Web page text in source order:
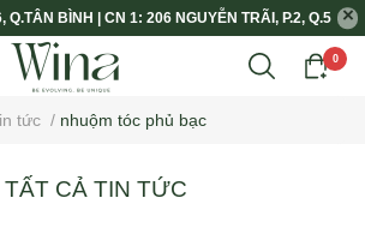
Q.TÂN BÌNH | CN 1: 206 NGUYỄN TRÃI, P.2, Q.5
0
tức / nhuộm tóc phủ bạc
TẤT CẢ TIN TỨC